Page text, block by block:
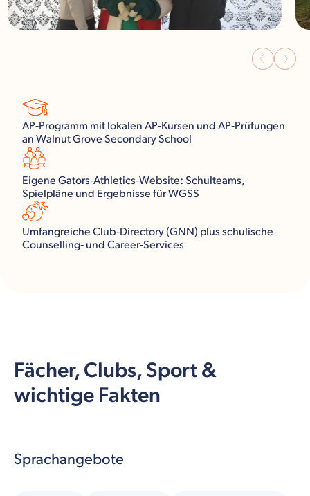
AP‑Programm mit lokalen AP‑Kursen und AP‑Prüfungen
an Walnut Grove Secondary School
Eigene Gators‑Athletics‑Website: Schulteams,
Spielpläne und Ergebnisse für WGSS
Umfangreiche Club‑Directory (GNN) plus schulische
Counselling‑ und Career‑Services
Fächer, Clubs, Sport &
wichtige Fakten
Sprachangebote